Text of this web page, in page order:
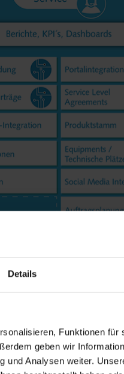
Details
Funktionen für
geben wir
und Analysen weiter.